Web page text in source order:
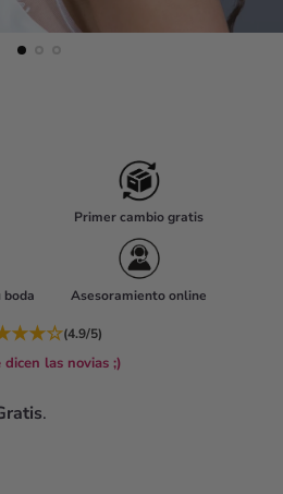
Primer cambio gratis
boda Asesoramiento online
★★☆(4.9/5)
dicen las novias ;)
.